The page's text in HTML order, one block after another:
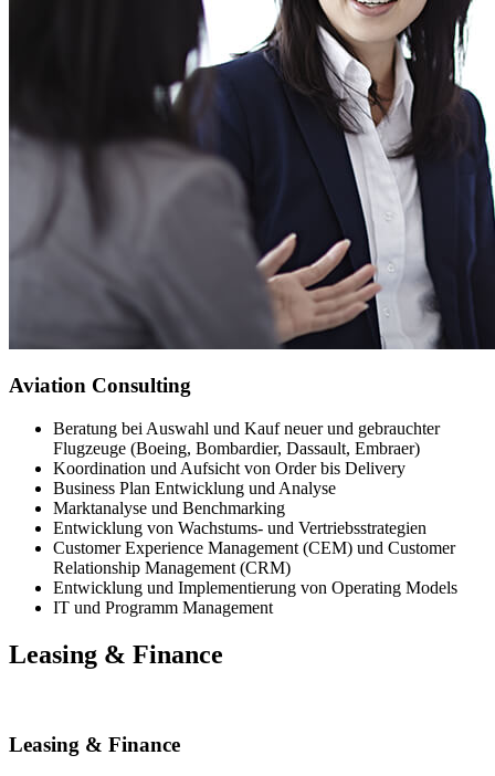
Aviation Consulting
Beratung bei Auswahl und Kauf neuer und gebrauchter
Flugzeuge (Boeing, Bombardier, Dassault, Embraer)
Koordination und Aufsicht von Order bis Delivery
Business Plan Entwicklung und Analyse
Marktanalyse und Benchmarking
Entwicklung von Wachstums- und Vertriebsstrategien
Customer Experience Management (CEM) und Customer
Relationship Management (CRM)
Entwicklung und Implementierung von Operating Models
IT und Programm Management
Leasing & Finance
Leasing & Finance